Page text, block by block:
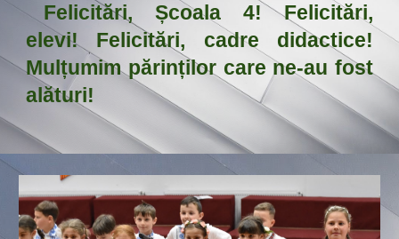
Felicitări, Școala 4! Felicitări,
elevi! Felicitări, cadre didactice!
Mulțumim părinților care ne-au fost
alături!